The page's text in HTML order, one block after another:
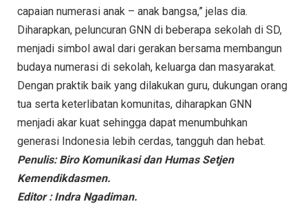
capaian numerasi anak – anak bangsa,” jelas dia.
Diharapkan, peluncuran GNN di beberapa sekolah di SD,
menjadi simbol awal dari gerakan bersama membangun
budaya numerasi di sekolah, keluarga dan masyarakat.
Dengan praktik baik yang dilakukan guru, dukungan orang
tua serta keterlibatan komunitas, diharapkan GNN
menjadi akar kuat sehingga dapat menumbuhkan
generasi Indonesia lebih cerdas, tangguh dan hebat.
Penulis: Biro Komunikasi dan Humas Setjen
Kemendikdasmen.
Editor : Indra Ngadiman.